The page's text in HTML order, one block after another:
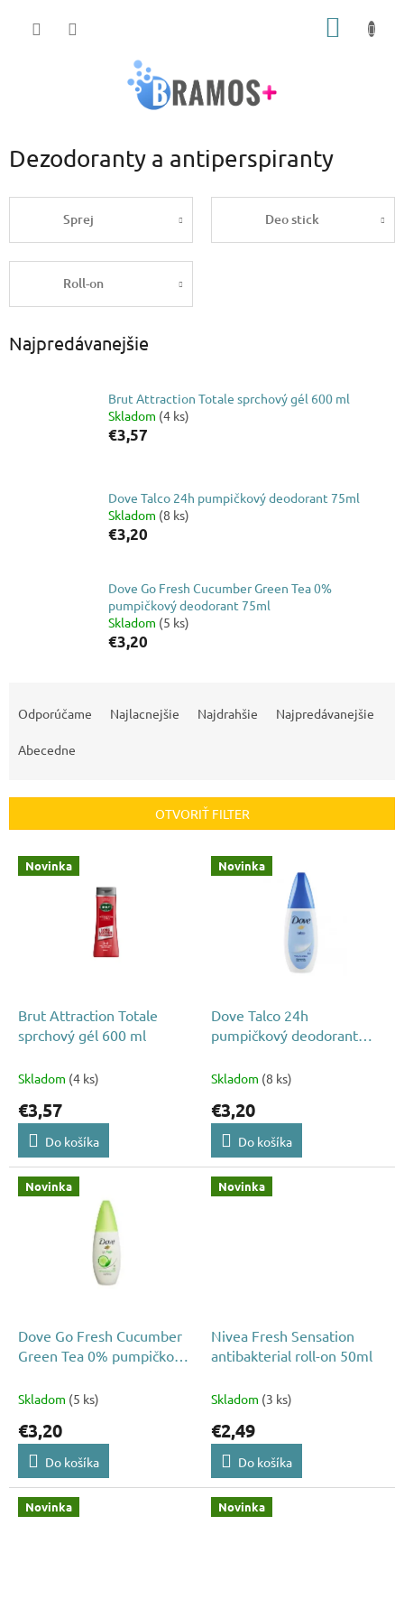
Dezodoranty a antiperspiranty
Sprej Deo stick
Roll-on
Najpredávanejšie
Brut Attraction Totale sprchový gél 600 ml
Skladom (4 ks)
€3,57
Dove Talco 24h pumpičkový deodorant 75ml
Skladom (8 ks)
€3,20
Dove Go Fresh Cucumber Green Tea 0%
pumpičkový deodorant 75ml
Skladom (5 ks)
€3,20
p
o
Odporúčame Najlacnejšie Najdrahšie Najpredávanejšie
Abecedne
OTVORIŤ FILTER
V Novinka
Brut Attraction Totale
sprchový gél 600 ml
Skladom (4 ks)
€3,57
Do košíka
Novinka
Dove Talco 24h
pumpičkový deodorant
Skladom (8 ks)
€3,20
Do košíka
Novinka
Dove Go Fresh Cucumber
Green Tea 0% pumpičkový
Skladom (5 ks)
€3,20
Do košíka
Novinka
Nivea Fresh Sensation
antibakterial roll-on 50ml
Skladom (3 ks)
€2,49
Do košíka
Novinka Novinka